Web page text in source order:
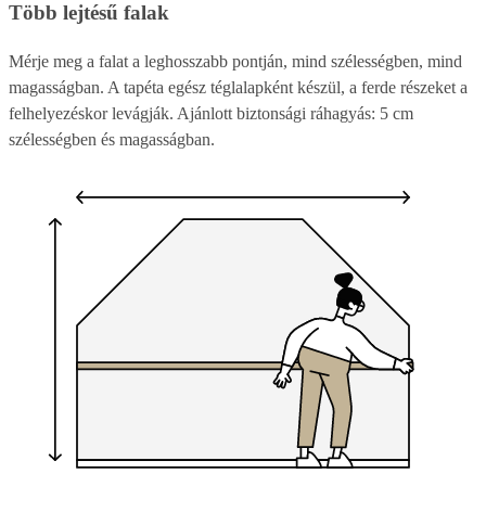
Több lejtésű falak
Mérje meg a falat a leghosszabb pontján, mind szélességben, mind
magasságban. A tapéta egész téglalapként készül, a ferde részeket a
felhelyezéskor levágják. Ajánlott biztonsági ráhagyás: 5 cm
szélességben és magasságban.